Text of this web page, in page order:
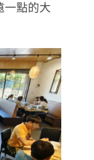
一點的大